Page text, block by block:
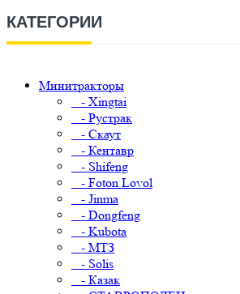
КАТЕГОРИИ
Минитракторы
- Xingtai
- Рустрак
- Скаут
- Кентавр
- Shifeng
- Foton Lovol
- Jinma
- Dongfeng
- Kubota
- МТЗ
- Solis
- Казак